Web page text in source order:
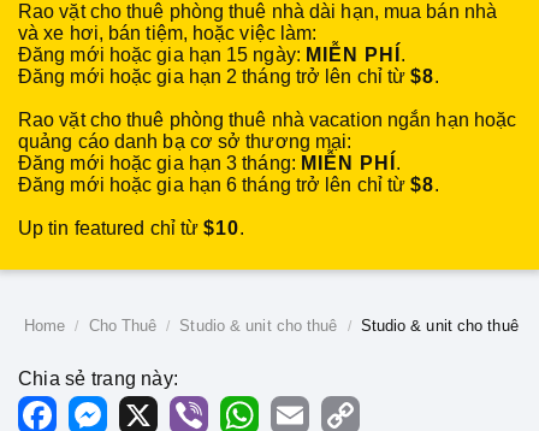
Rao vặt cho thuê phòng thuê nhà dài hạn, mua bán nhà
và xe hơi, bán tiệm, hoặc việc làm:
Đăng mới hoặc gia hạn 15 ngày: MIỄN PHÍ .
Đăng mới hoặc gia hạn 2 tháng trở lên chỉ từ$8.
Rao vặt cho thuê phòng thuê nhà vacation ngắn hạn hoặc
quảng cáo danh bạ cơ sở thương mại:
Đăng mới hoặc gia hạn 3 tháng: MIỄN PHÍ .
Đăng mới hoặc gia hạn 6 tháng trở lên chỉ từ$8.
Up tin featured chỉ từ$10.
Home Cho Thuê Studio & unit cho thuê Studio & unit cho thuê
Chia sẻ trang này:
FacebookMessenger
X Viber WhatsApp
Email